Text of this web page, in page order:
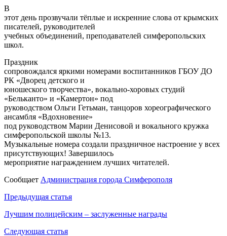
В
этот день прозвучали тёплые и искренние слова от крымских
писателей, руководителей
учебных объединений, преподавателей симферопольских
школ.
Праздник
сопровождался яркими номерами воспитанников ГБОУ ДО
РК «Дворец детского и
юношеского творчества», вокально-хоровых студий
«Бельканто» и «Камертон» под
руководством Ольги Гетьман, танцоров хореографического
ансамбля «Вдохновение»
под руководством Марии Денисовой и вокального кружка
симферопольской школы №13.
Музыкальные номера создали праздничное настроение у всех
присутствующих! Завершилось
мероприятие награждением лучших читателей.
Сообщает Администрация города Симферополя
Навигация
по
записям
Предыдущая статья
Лучшим полицейским – заслуженные награды
Следующая статья